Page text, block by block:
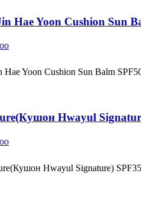
Yoon Cushion Sun
Yoon Cushion Sun Balm
Hwayul
Hwayul Signature)